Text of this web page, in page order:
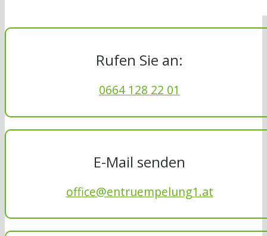
Rufen Sie an:
0664 128 22 01
E-Mail senden
office@entruempelung1.at